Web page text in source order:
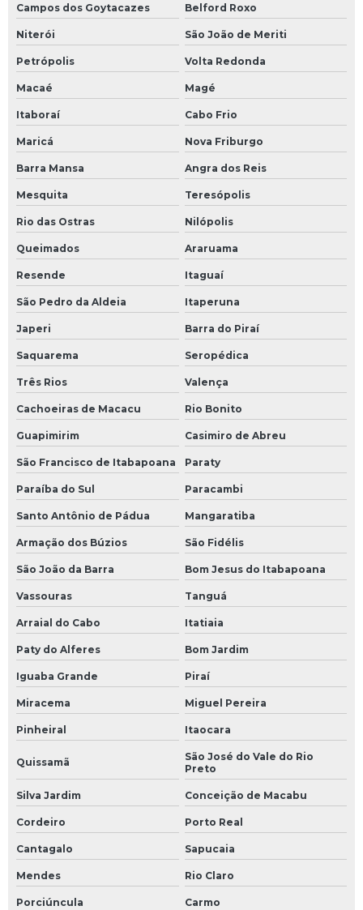
Campos dos Goytacazes Belford Roxo
Niterói São João de Meriti
Petrópolis Volta Redonda
Macaé Magé
Itaboraí Cabo Frio
Maricá Nova Friburgo
Barra Mansa Angra dos Reis
Mesquita Teresópolis
Rio das Ostras Nilópolis
Queimados Araruama
Resende Itaguaí
São Pedro da Aldeia Itaperuna
Japeri Barra do Piraí
Saquarema Seropédica
Três Rios Valença
Cachoeiras de Macacu Rio Bonito
Guapimirim Casimiro de Abreu
São Francisco de Itabapoana Paraty
Paraíba do Sul Paracambi
Santo Antônio de Pádua Mangaratiba
Armação dos Búzios São Fidélis
São João da Barra Bom Jesus do Itabapoana
Vassouras Tanguá
Arraial do Cabo Itatiaia
Paty do Alferes Bom Jardim
Iguaba Grande Piraí
Miracema Miguel Pereira
Pinheiral Itaocara
Quissamã
São José do Vale do Rio
Preto
Silva Jardim Conceição de Macabu
Cordeiro Porto Real
Cantagalo Sapucaia
Mendes Rio Claro
Porciúncula Carmo